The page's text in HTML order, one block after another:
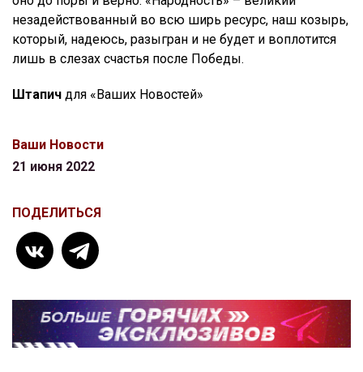
незадействованный во всю ширь ресурс, наш козырь,
который, надеюсь, разыгран и не будет и воплотится
лишь в слезах счастья после Победы.
Штапич для «Ваших Новостей»
Ваши Новости
21 июня 2022
ПОДЕЛИТЬСЯ